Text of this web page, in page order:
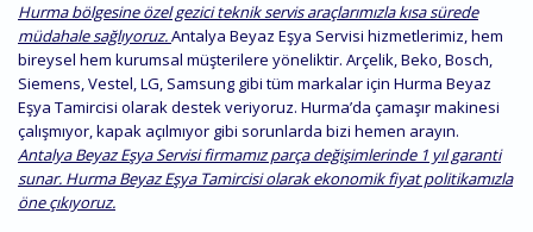
Hurma bölgesine özel gezici teknik servis araçlarımızla kısa sürede
müdahale sağlıyoruz.Antalya Beyaz Eşya Servisi hizmetlerimiz, hem
bireysel hem kurumsal müşterilere yöneliktir. Arçelik, Beko, Bosch,
Siemens, Vestel, LG, Samsung gibi tüm markalar için Hurma Beyaz
Eşya Tamircisi olarak destek veriyoruz. Hurma’da çamaşır makinesi
çalışmıyor, kapak açılmıyor gibi sorunlarda bizi hemen arayın.
Antalya Beyaz Eşya Servisi firmamız parça değişimlerinde 1 yıl garanti
sunar. Hurma Beyaz Eşya Tamircisi olarak ekonomik fiyat politikamızla
öne çıkıyoruz.